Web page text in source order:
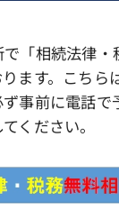
「相続法律・
ます。こちら
事前に電話で
ください。